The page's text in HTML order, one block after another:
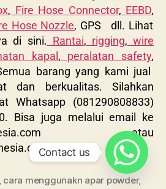
, Fire Hose Connector, EEBD,
Hose Nozzle, GPS dll. Lihat
di sini. Rantai, rigging, wire
kapal , peralatan safety,
barang yang kami jual
dan berkualitas. Silahkan
Whatsapp (081290808833)
Bisa juga melalui email ke
atau
cara menggunakn apar powder,
Contact us